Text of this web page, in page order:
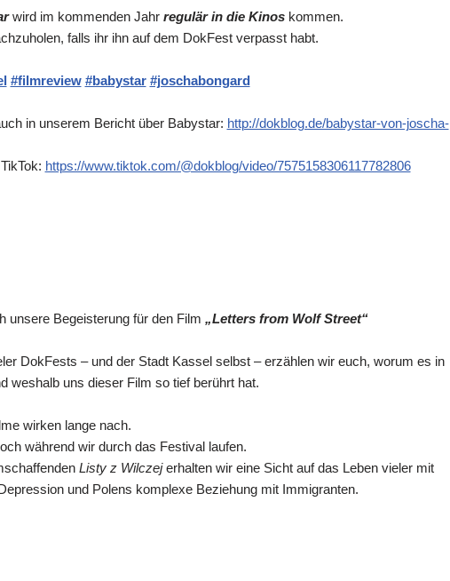
wird im kommenden Jahr regulär in die Kinoskommen.
falls ihr ihn auf dem DokFest verpasst habt.
#filmreview #babystar #joschabongard
in unserem Bericht über Babystar: http://dokblog.de/babystar-von-joscha-
https://www.tiktok.com/@dokblog/video/7575158306117782806
unsere Begeisterung für den Film „Letters from Wolf Street“
DokFests – und der Stadt Kassel selbst – erzählen wir euch, worum es in
weshalb uns dieser Film so tief berührt hat.
wirken lange nach.
während wir durch das Festival laufen.
Listy z Wilczejerhalten wir eine Sicht auf das Leben vieler mit
und Polens komplexe Beziehung mit Immigranten.